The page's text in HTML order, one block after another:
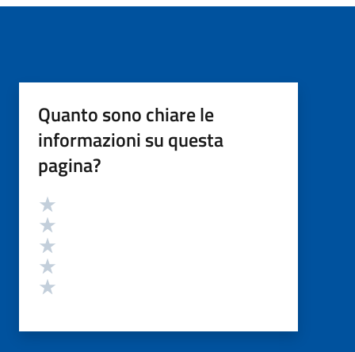
Quanto sono chiare le
informazioni su questa
pagina?
Valutazione